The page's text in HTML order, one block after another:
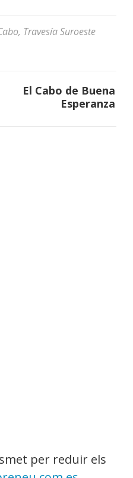
, Travesía Suroeste
El Cabo de Buena
Esperanza
per reduir els